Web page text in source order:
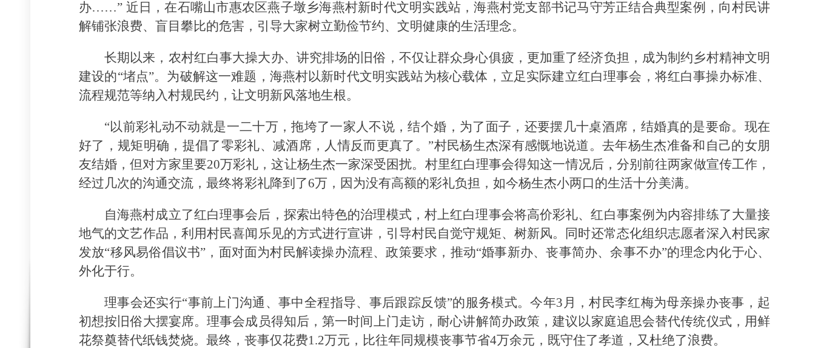
办……” 近日，在石嘴山市惠农区燕子墩乡海燕村新时代文明实践站，海燕村党支部书记马守芳正结合典型案例，向村民讲
解铺张浪费、盲目攀比的危害，引导大家树立勤俭节约、文明健康的生活理念。
长期以来，农村红白事大操大办、讲究排场的旧俗，不仅让群众身心俱疲，更加重了经济负担，成为制约乡村精神文明
建设的“堵点”。为破解这一难题，海燕村以新时代文明实践站为核心载体，立足实际建立红白理事会，将红白事操办标准、
流程规范等纳入村规民约，让文明新风落地生根。
“以前彩礼动不动就是一二十万，拖垮了一家人不说，结个婚，为了面子，还要摆几十桌酒席，结婚真的是要命。现在
好了，规矩明确，提倡了零彩礼、减酒席，人情反而更真了。”村民杨生杰深有感慨地说道。去年杨生杰准备和自己的女朋
友结婚，但对方家里要20万彩礼，这让杨生杰一家深受困扰。村里红白理事会得知这一情况后，分别前往两家做宣传工作，
经过几次的沟通交流，最终将彩礼降到了6万，因为没有高额的彩礼负担，如今杨生杰小两口的生活十分美满。
自海燕村成立了红白理事会后，探索出特色的治理模式，村上红白理事会将高价彩礼、红白事案例为内容排练了大量接
地气的文艺作品，利用村民喜闻乐见的方式进行宣讲，引导村民自觉守规矩、树新风。同时还常态化组织志愿者深入村民家
发放“移风易俗倡议书”，面对面为村民解读操办流程、政策要求，推动“婚事新办、丧事简办、余事不办”的理念内化于心、
外化于行。
理事会还实行“事前上门沟通、事中全程指导、事后跟踪反馈”的服务模式。今年3月，村民李红梅为母亲操办丧事，起
初想按旧俗大摆宴席。理事会成员得知后，第一时间上门走访，耐心讲解简办政策，建议以家庭追思会替代传统仪式，用鲜
花祭奠替代纸钱焚烧。最终，丧事仅花费1.2万元，比往年同规模丧事节省4万余元，既守住了孝道，又杜绝了浪费。